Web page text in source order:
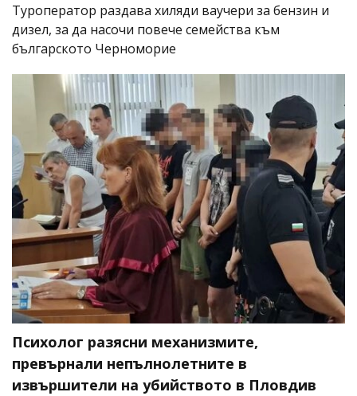
Туроператор раздава хиляди ваучери за бензин и
дизел, за да насочи повече семейства към
българското Черноморие
Психолог разясни механизмите,
превърнали непълнолетните в
извършители на убийството в Пловдив